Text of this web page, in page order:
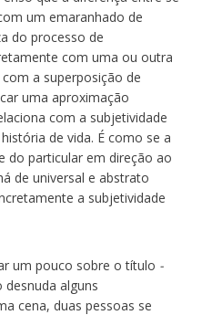
um emaranhado de
do processo de
com uma ou outra
a superposição de
uma aproximação
com a subjetividade
de vida. É como se a
do particular em direção ao
de universal e abstrato
a subjetividade
um pouco sobre o título -
desnuda alguns
cena, duas pessoas se